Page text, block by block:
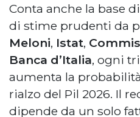
Conta anche la base
di stime prudenti da
Meloni, Istat,
Banca d’Italia, ogni
aumenta la
rialzo del Pil 2026. Il
dipende da un solo